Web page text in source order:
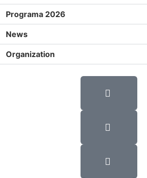
Programa 2026
News
Organization